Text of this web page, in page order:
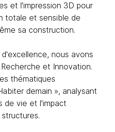
et l'impression 3D pour
totale et sensible de
sa construction.
nous avons
et Innovation.
thématiques
demain », analysant
de vie et l'impact